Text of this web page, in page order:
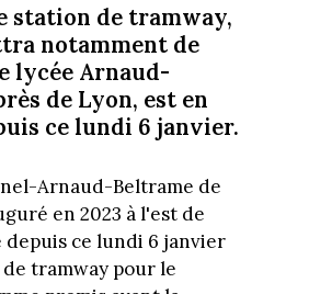
station de tramway,
notamment de
lycée Arnaud-
de Lyon, est en
ce lundi 6 janvier.
Arnaud-Beltrame de
en 2023 à l'est de
depuis ce lundi 6 janvier
tramway pour le